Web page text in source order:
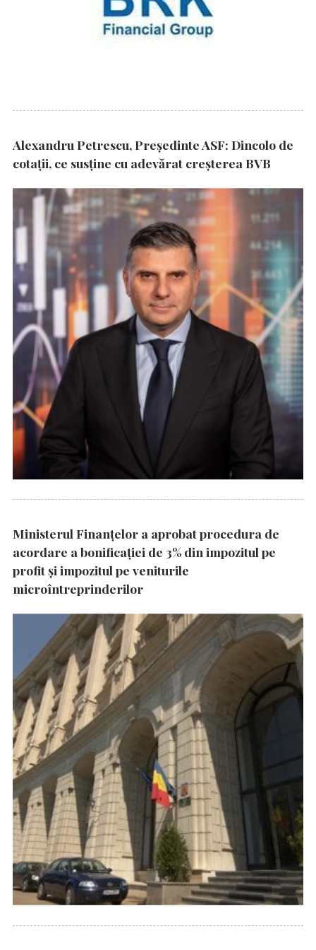
Alexandru Petrescu, Președinte ASF: Dincolo de
cotații, ce susține cu adevărat creșterea BVB
Ministerul Finanțelor a aprobat procedura de
acordare a bonificației de 3% din impozitul pe
profit și impozitul pe veniturile
microîntreprinderilor